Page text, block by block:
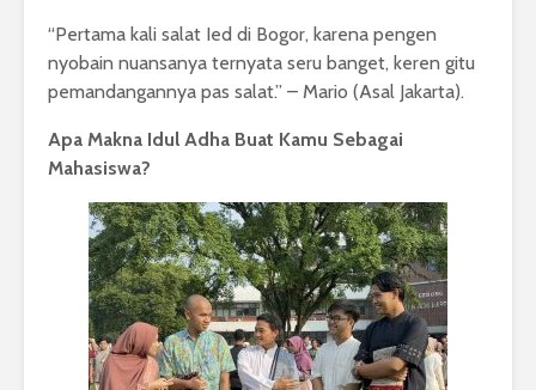
“Pertama kali salat Ied di Bogor, karena pengen
nyobain nuansanya ternyata seru banget, keren gitu
pemandangannya pas salat.” – Mario (Asal Jakarta).
Apa Makna Idul Adha Buat Kamu Sebagai
Mahasiswa?